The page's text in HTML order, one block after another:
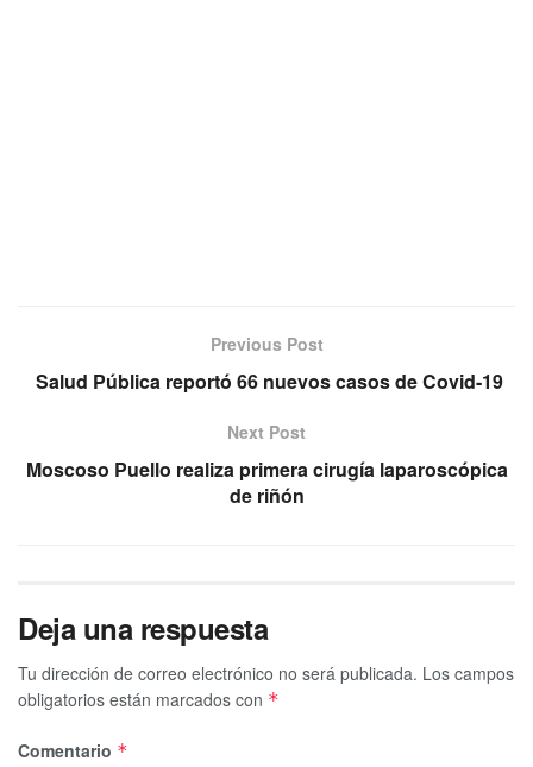
Previous Post
Salud Pública reportó 66 nuevos casos de Covid-19
Next Post
Moscoso Puello realiza primera cirugía laparoscópica
de riñón
Deja una respuesta
Tu dirección de correo electrónico no será publicada. Los campos
obligatorios están marcados con *
Comentario *